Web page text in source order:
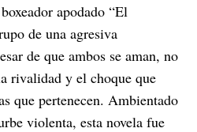
apodado “El
de una agresiva
de que ambos se aman, no
rivalidad y el choque que
que pertenecen. Ambientado
violenta, esta novela fue